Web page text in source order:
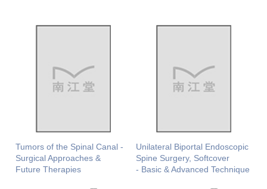
Tumors of the Spinal Canal -
Surgical Approaches &
Future Therapies
Unilateral Biportal Endoscopic
Spine Surgery, Softcover
- Basic & Advanced Technique